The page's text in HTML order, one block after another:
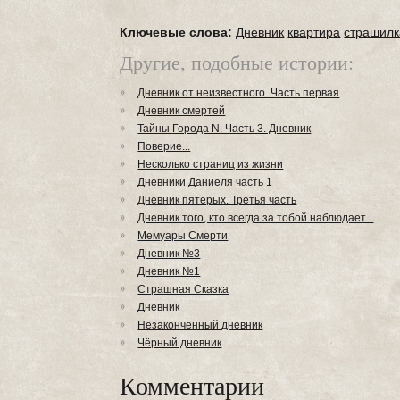
Ключевые слова: Дневник квартира
Другие, подобные истории:
Дневник от неизвестного. Часть первая
Дневник смертей
Тайны Города N. Часть 3. Дневник
Поверие...
Несколько страниц из жизни
Дневники Даниеля часть 1
Дневник пятерых. Третья часть
Дневник того, кто всегда за тобой наблюдает...
Мемуары Смерти
Дневник №3
Дневник №1
Страшная Сказка
Дневник
Незаконченный дневник
Чёрный дневник
Комментарии